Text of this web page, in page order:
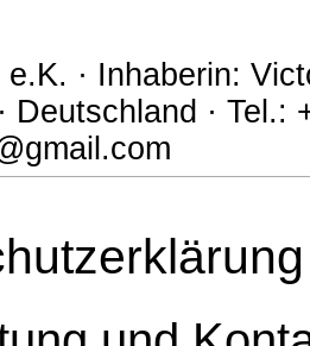
· Inhaberin:
Deutschland · Tel.: